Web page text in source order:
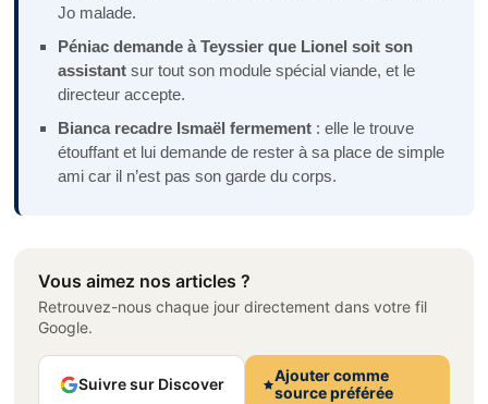
Jo malade.
Péniac demande à Teyssier que Lionel soit son
assistant sur tout son module spécial viande, et le
directeur accepte.
Bianca recadre Ismaël fermement : elle le trouve
étouffant et lui demande de rester à sa place de simple
ami car il n’est pas son garde du corps.
Vous aimez nos articles ?
Retrouvez-nous chaque jour directement dans votre fil
Google.
Suivre sur Discover
Ajouter comme
source préférée